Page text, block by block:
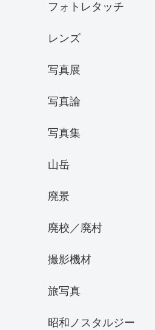
フォトレタッチ
レンズ
写真展
写真論
写真集
山岳
廃景
廃校／廃村
撮影機材
旅写真
昭和ノスタルジー